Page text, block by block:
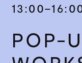
POP-